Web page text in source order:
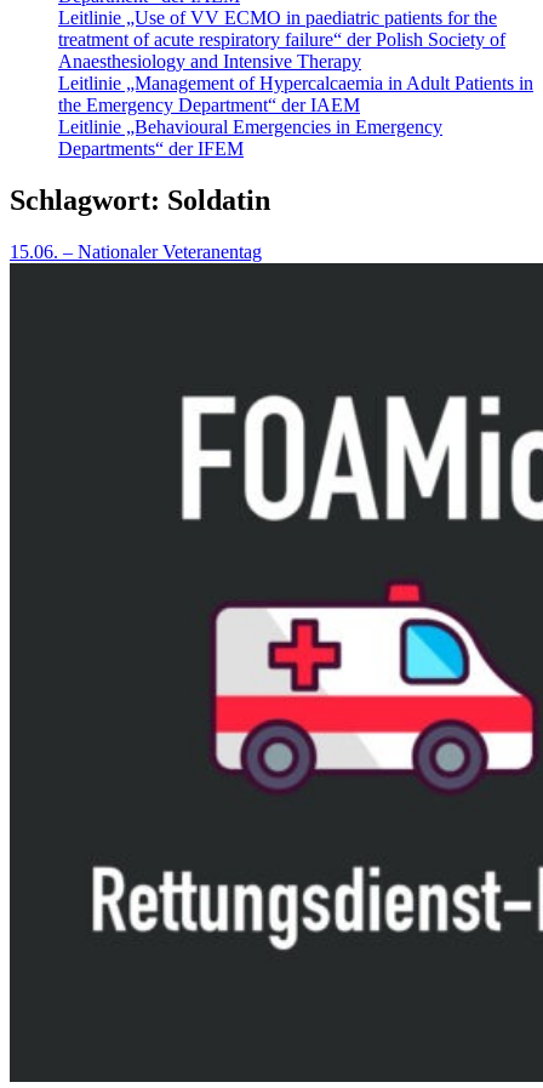
Leitlinie „Use of VV ECMO in paediatric patients for the
treatment of acute respiratory failure“ der Polish Society of
Anaesthesiology and Intensive Therapy
Leitlinie „Management of Hypercalcaemia in Adult Patients in
the Emergency Department“ der IAEM
Leitlinie „Behavioural Emergencies in Emergency
Departments“ der IFEM
Schlagwort: Soldatin
15.06. – Nationaler Veteranentag